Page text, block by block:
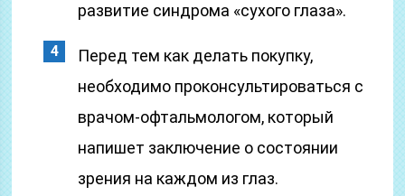
развитие синдрома «сухого глаза».
Перед тем как делать покупку,
необходимо проконсультироваться с
врачом-офтальмологом, который
напишет заключение о состоянии
зрения на каждом из глаз.